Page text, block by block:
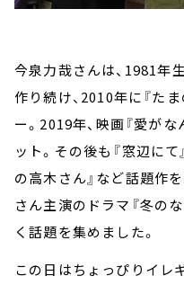
今泉力哉さんは、1981年
作り続け、2010年に『た
ー。2019年、映画『愛が
ット。その後も『窓辺にて
の高木さん』など話題作
さん主演のドラマ『冬の
く話題を集めました。
この日はちょっぴりイレ